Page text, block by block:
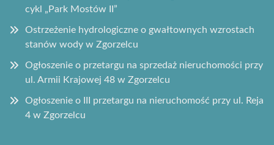
cykl „Park Mostów II”
Ostrzeżenie hydrologiczne o gwałtownych wzrostach
stanów wody w Zgorzelcu
Ogłoszenie o przetargu na sprzedaż nieruchomości przy
ul. Armii Krajowej 48 w Zgorzelcu
Ogłoszenie o III przetargu na nieruchomość przy ul. Reja
4 w Zgorzelcu